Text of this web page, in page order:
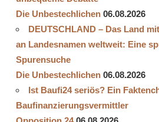
Die Unbestechlichen 06.08.2026
DEUTSCHLAND – Das Land
an Landesnamen weltweit: Eine
Spurensuche
Die Unbestechlichen 06.08.2026
Ist Baufi24 seriös? Ein
Baufinanzierungsvermittler